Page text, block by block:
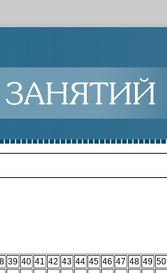
39 40 41 42 43 44 45 46 47 48 49 50